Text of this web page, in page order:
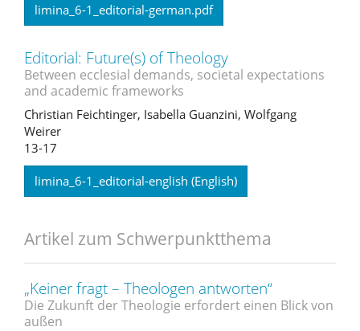
limina_6-1_editorial-german.pdf
Editorial: Future(s) of Theology
Between ecclesial demands, societal expectations
and academic frameworks
Christian Feichtinger, Isabella Guanzini, Wolfgang
Weirer
13-17
limina_6-1_editorial-english (English)
Artikel zum Schwerpunktthema
„Keiner fragt – Theologen antworten“
Die Zukunft der Theologie erfordert einen Blick von
außen